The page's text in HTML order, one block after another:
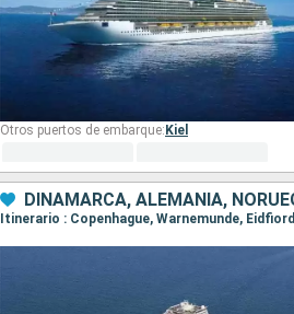
Otros puertos de embarque: Kiel
DINAMARCA, ALEMANIA,
Itinerario : Copenhague, Warnemunde,